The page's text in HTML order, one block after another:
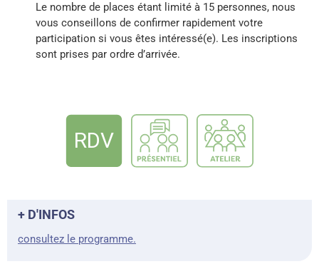
Le nombre de places étant limité à 15 personnes, nous
vous conseillons de confirmer rapidement votre
participation si vous êtes intéressé(e). Les inscriptions
sont prises par ordre d’arrivée.
+ D'INFOS
consultez le programme.